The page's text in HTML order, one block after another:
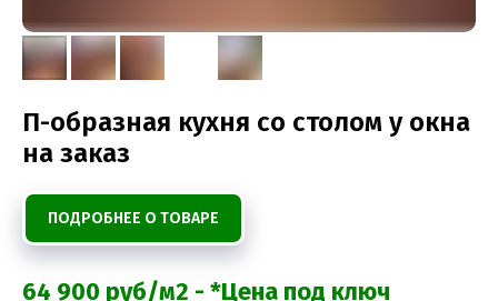
П-образная кухня со столом у окна
на заказ
ПОДРОБНЕЕ О ТОВАРЕ
64 900 руб/м2 - *Цена под ключ